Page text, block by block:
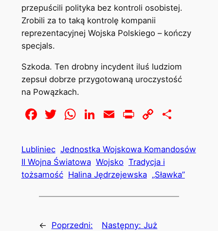
przepuścili polityka bez kontroli osobistej.
Zrobili za to taką kontrolę kompanii
reprezentacyjnej Wojska Polskiego – kończy
specjals.
Szkoda. Ten drobny incydent iluś ludziom
zepsuł dobrze przygotowaną uroczystość
na Powązkach.
Facebook
Twitter
WhatsApp
LinkedIn
EmailPrintCopy
Lubliniec Jednostka Wojskowa Komandosów
II Wojna Światowa Wojsko Tradycja i
tożsamość Halina Jędrzejewska „Sławka”
←
Poprzedni:
Następny:Już